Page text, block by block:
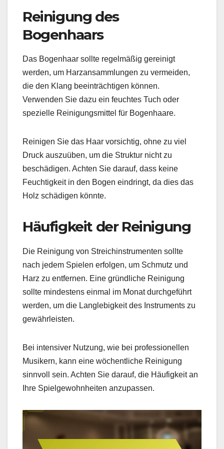
Reinigung des
Bogenhaars
Das Bogenhaar sollte regelmäßig gereinigt
werden, um Harzansammlungen zu vermeiden,
die den Klang beeinträchtigen können.
Verwenden Sie dazu ein feuchtes Tuch oder
spezielle Reinigungsmittel für Bogenhaare.
Reinigen Sie das Haar vorsichtig, ohne zu viel
Druck auszuüben, um die Struktur nicht zu
beschädigen. Achten Sie darauf, dass keine
Feuchtigkeit in den Bogen eindringt, da dies das
Holz schädigen könnte.
Häufigkeit der Reinigung
Die Reinigung von Streichinstrumenten sollte
nach jedem Spielen erfolgen, um Schmutz und
Harz zu entfernen. Eine gründliche Reinigung
sollte mindestens einmal im Monat durchgeführt
werden, um die Langlebigkeit des Instruments zu
gewährleisten.
Bei intensiver Nutzung, wie bei professionellen
Musikern, kann eine wöchentliche Reinigung
sinnvoll sein. Achten Sie darauf, die Häufigkeit an
Ihre Spielgewohnheiten anzupassen.